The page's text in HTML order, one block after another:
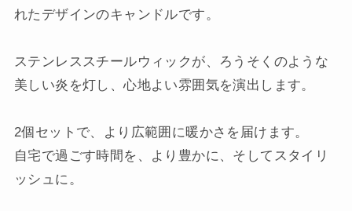
れたデザインのキャンドルです。
ステンレススチールウィックが、ろうそくのような
美しい炎を灯し、心地よい雰囲気を演出します。
2個セットで、より広範囲に暖かさを届けます。
自宅で過ごす時間を、より豊かに、そしてスタイリ
ッシュに。